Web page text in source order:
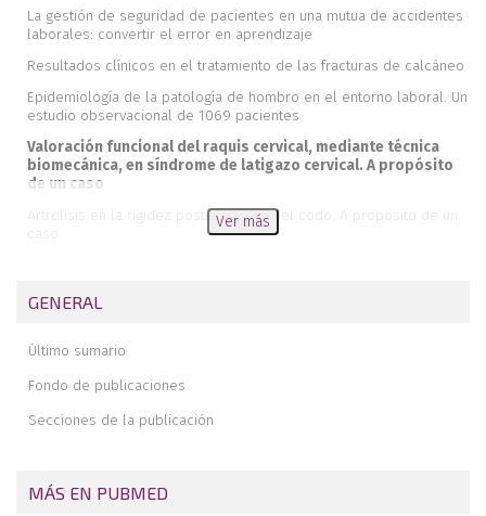
La gestión de seguridad de pacientes en una mutua de accidentes
laborales: convertir el error en aprendizaje
Resultados clínicos en el tratamiento de las fracturas de calcáneo
Epidemiología de la patología de hombro en el entorno laboral. Un
estudio observacional de 1069 pacientes
Valoración funcional del raquis cervical, mediante técnica
biomecánica, en síndrome de latigazo cervical. A propósito
de un caso
Artrolisis en la rigidez postraumática del codo. A propósito de un
Ver más
GENERAL
Último sumario
Fondo de publicaciones
Secciones de la publicación
MÁS EN PUBMED